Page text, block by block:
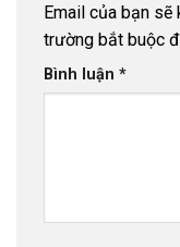
Email của bạn sẽ
trường bắt buộc
Bình luận *